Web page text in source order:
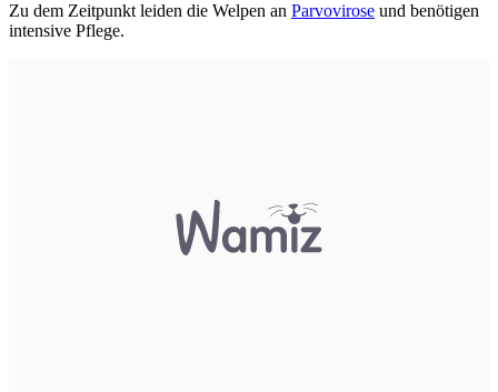
Zu dem Zeitpunkt leiden die Welpen an Parvovirose und benötigen
intensive Pflege.